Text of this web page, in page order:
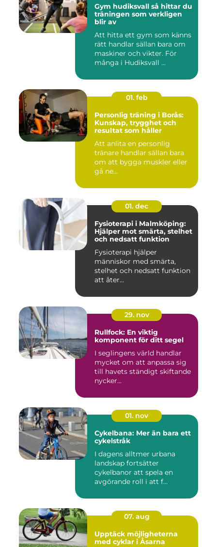
Gym hudiksvall så hittar du
träningen som verkligen
blir av
Att hitta ett gym som känns
rätt handlar sällan bara om
maskiner och vikter. För
många i Hudiksvall ...
01. feb
Personlig träning i Borås:
Kunskap, trygghet och
resultat som håller
Att anlita en personlig
tränare handlar sällan bara
om att bygga muskler eller
gå ne...
01. dec
Fysioterapi i Malmköping:
Hjälper mot smärta, stelhet
och nedsatt funktion
Fysioterapi hjälper
människor med smärta,
stelhet och nedsatt funktion
att åter...
29. nov
Rullfock: En viktig
komponent för ditt segel
I seglingens värld handlar
mycket om att anpassa sig
till havets ständigt skiftande
nycker...
01. nov
Cykelbana: Mer än bara ett
cykelstråk
I dagens alltmer urbana
landskap fortsätter
cykelbanor att spela en
avgörande roll i att f...
07. aug
Upptäck möjligheterna
med cyklar i Åsarna